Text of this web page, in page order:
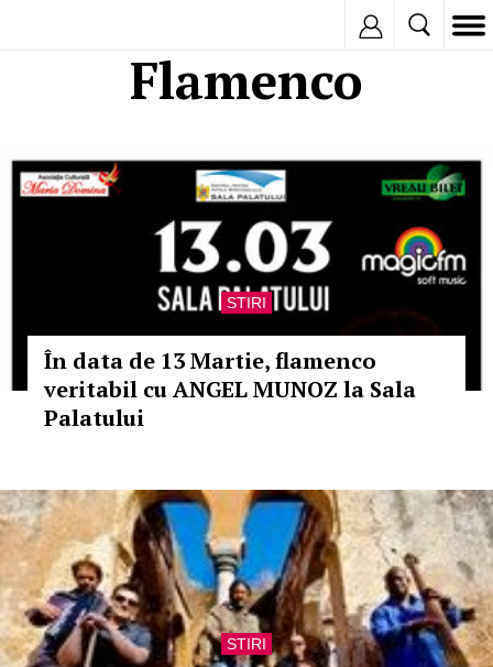
Flamenco
STIRI
În data de 13 Martie, flamenco
veritabil cu ANGEL MUNOZ la Sala
Palatului
STIRI